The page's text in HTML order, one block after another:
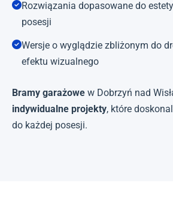
Rozwiązania dopasowane do
posesji
Wersje o wyglądzie zbliżonym do
efektu wizualnego
Bramy garażowe w Dobrzyń nad
indywidualne projekty, które
do każdej posesji.